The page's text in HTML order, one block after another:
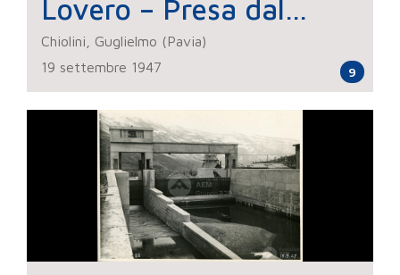
Lovero – Presa dal
fiume Adda
Chiolini, Guglielmo (Pavia)
19 settembre 1947
9